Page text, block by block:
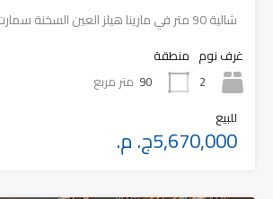
شالية 90 متر في مارينا هيلز العين السخنة سمارت هوم…
غرف نوم
2
منطقة
90 متر مربع
للبيع
5,670,000ج. م.